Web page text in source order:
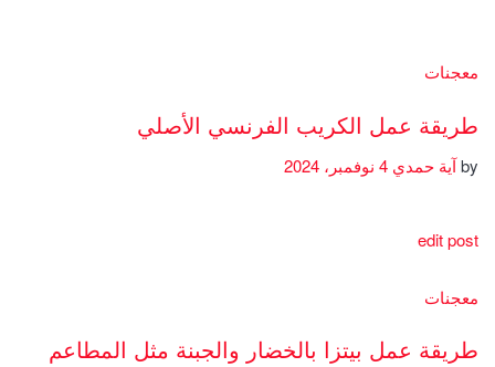
معجنات
طريقة عمل الكريب الفرنسي الأصلي
byآية حمدي
edit post
معجنات
طريقة عمل بيتزا بالخضار والجبنة مثل المطاعم